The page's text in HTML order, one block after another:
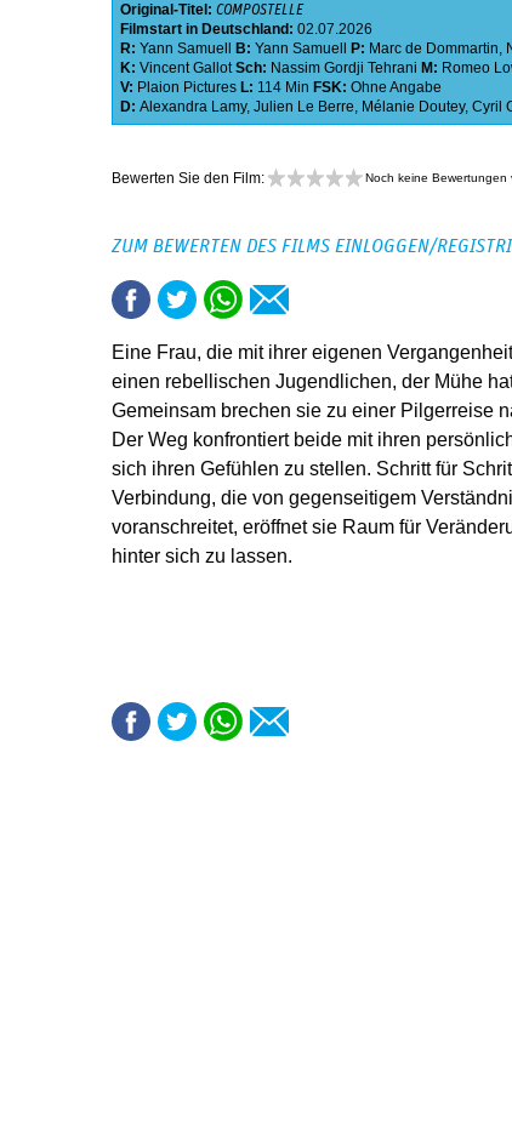
Original-Titel: COMPOSTELLE
Filmstart in Deutschland: 02.07.2026
R: Yann Samuell B: Yann Samuell P: Marc de Dommartin,
K: Vincent Gallot Sch: Nassim Gordji Tehrani M: Romeo
V: Plaion Pictures L: 114 Min FSK: Ohne Angabe
D: Alexandra Lamy, Julien Le Berre, Mélanie Doutey, Cyril
Bewerten Sie den Film: Noch keine Bewertungen
ZUM BEWERTEN DES FILMS EINLOGGEN/
Eine Frau, die mit ihrer eigenen
einen rebellischen Jugendlichen, der Mühe
Gemeinsam brechen sie zu einer Pilgerreise
Der Weg konfrontiert beide mit ihren
sich ihren Gefühlen zu stellen. Schritt für
Verbindung, die von gegenseitigem
voranschreitet, eröffnet sie Raum für
hinter sich zu lassen.